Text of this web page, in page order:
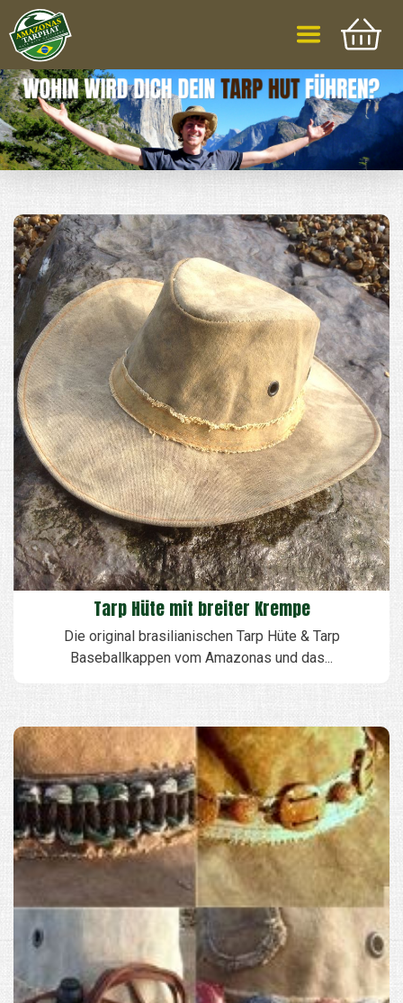
Tarp Hüte mit breiter Krempe
Die original brasilianischen Tarp Hüte & Tarp
Baseballkappen vom Amazonas und das...